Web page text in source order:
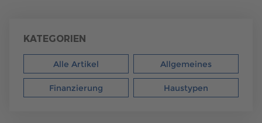
KATEGORIEN
Alle Artikel Allgemeines
Finanzierung Haustypen